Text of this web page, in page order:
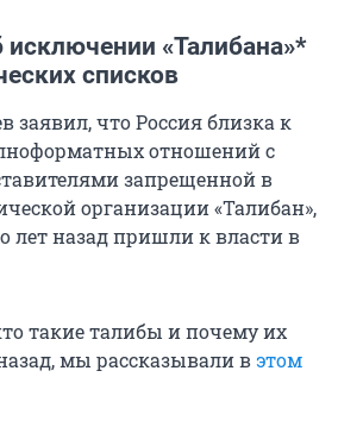
«Талибана»*
списков
заявил, что Россия близка к
отношений с
запрещенной в
организации «Талибан»,
лет назад пришли к власти в
такие талибы и почему их
мы рассказывали вэтом